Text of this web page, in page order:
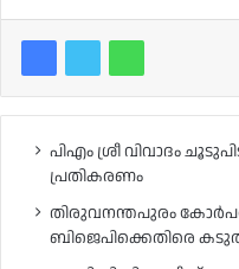
പിഎം ശ്രീ വിവാദം
പ്രതികരണം
തിരുവനന്തപുരം
ബിജെപിക്കെതിരെ